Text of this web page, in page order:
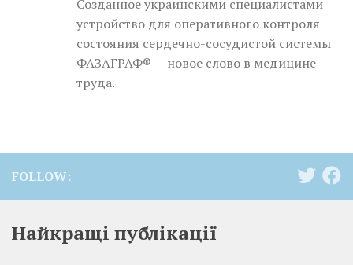
Созданное украинскими специалистами
устройство для оперативного контроля
состояния сердечно-сосудистой системы
ФАЗАГРАФ® — новое слово в медицине
труда.
FOLLOW:
Найкращі публікації